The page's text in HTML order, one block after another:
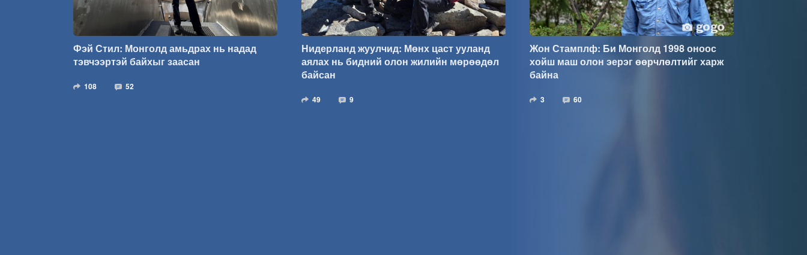
Фэй Стил: Монголд амьдрах нь надад
тэвчээртэй байхыг заасан
108 52
Нидерланд жуулчид: Мөнх цаст ууланд
аялах нь бидний олон жилийн мөрөөдөл
байсан
49 9
Жон Стамплф: Би Монголд 1998 оноос
хойш маш олон эерэг өөрчлөлтийг харж
байна
3 60